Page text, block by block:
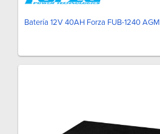
Batería 12V 40AH Forza FUB-1240 AGM